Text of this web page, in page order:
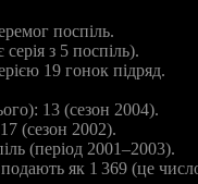
поспіль.
з 5 поспіль).
19 гонок підряд.
13 (сезон 2004).
(сезон 2002).
(період 2001–2003).
як 1 369 (це